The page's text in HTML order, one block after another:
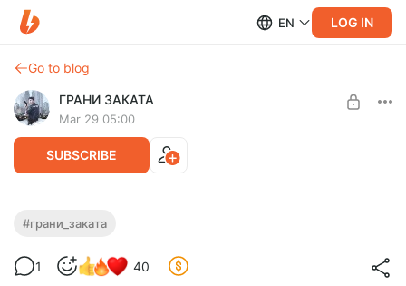
EN LOG IN
Go to blog
ГРАНИ ЗАКАТА
Mar 29 05:00
SUBSCRIBE
Грани Заката 135 - "BLM Головного
Ролик получился не очень длинным, но в нем затронули
Базовый
#грани_заката
1 40